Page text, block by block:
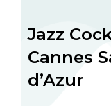
Jazz
Cannes
d’Azur